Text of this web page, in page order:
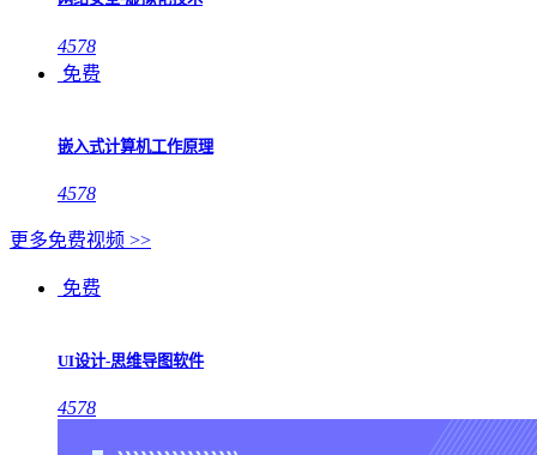
4578
免费
嵌入式计算机工作原理
4578
更多免费视频 >>
免费
UI设计-思维导图软件
4578